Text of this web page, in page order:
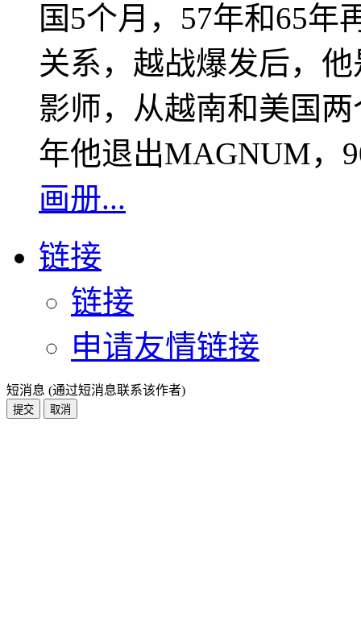
国5个月，57年和65年
关系，越战爆发后，
影师，从越南和美国
年他退出MAGNUM，
画册...
链接
链接
申请友情链接
短消息 (通过短消息联系该作者)